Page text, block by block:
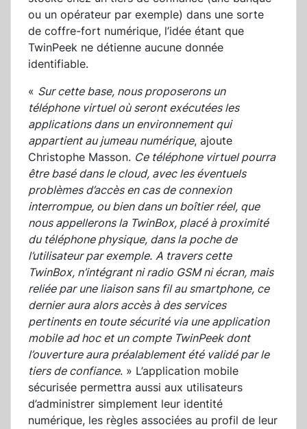
ou un opérateur par exemple) dans une sorte
de coffre-fort numérique, l’idée étant que
TwinPeek ne détienne aucune donnée
identifiable.
« Sur cette base, nous proposerons un
téléphone virtuel où seront exécutées les
applications dans un environnement qui
appartient au jumeau numérique, ajoute
Christophe Masson. Ce téléphone virtuel pourra
être basé dans le cloud, avec les éventuels
problèmes d’accès en cas de connexion
interrompue, ou bien dans un boîtier réel, que
nous appellerons la TwinBox, placé à proximité
du téléphone physique, dans la poche de
l’utilisateur par exemple. A travers cette
TwinBox, n’intégrant ni radio GSM ni écran, mais
reliée par une liaison sans fil au smartphone, ce
dernier aura alors accès à des services
pertinents en toute sécurité via une application
mobile ad hoc et un compte TwinPeek dont
l’ouverture aura préalablement été validé par le
tiers de confiance. » L’application mobile
sécurisée permettra aussi aux utilisateurs
d’administrer simplement leur identité
numérique, les règles associées au profil de leur